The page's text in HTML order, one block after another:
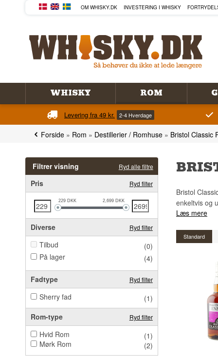
OM WHISKY.DK INVESTERING I WHISKY
WHISKY ROM
Levering fra 49 kr. 2-4 Hverdage
Forside » Rom » Destillerier / Romhuse » Bristol Classic
Filtrer visning Ryd alle filtre
Pris Ryd filter
229 DKK 2,699 DKK
Diverse Ryd filter
Tilbud
(0)
På lager
(4)
Fadtype Ryd filter
Sherry fad
(1)
Rom-type
Ryd filter
Hvid Rom
(1)
Mørk Rom
(2)
Bristol
enkeltvis og
Læs mere
Standard